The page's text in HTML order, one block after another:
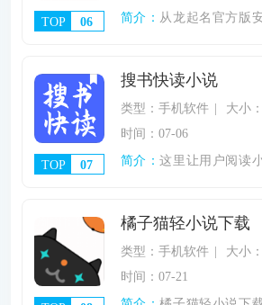
TOP 06
简介： 从龙起名官方版安卓下
TOP 07
搜书快读小说
类型：手机软件
大小
时间：07-06
简介：这里让用户阅读小说的
橘子猫轻小说下载
类型：手机软件
大小
时间：07-21